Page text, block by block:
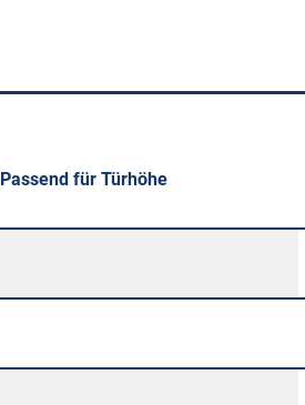
Passend für Türhöhe